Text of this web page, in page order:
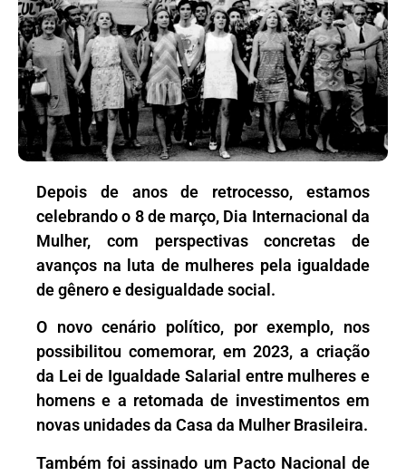
Depois de anos de retrocesso, estamos
celebrando o 8 de março, Dia Internacional da
Mulher, com perspectivas concretas de
avanços na luta de mulheres pela igualdade
de gênero e desigualdade social.
O novo cenário político, por exemplo, nos
possibilitou comemorar, em 2023, a criação
da Lei de Igualdade Salarial entre mulheres e
homens e a retomada de investimentos em
novas unidades da Casa da Mulher Brasileira.
Também foi assinado um Pacto Nacional de